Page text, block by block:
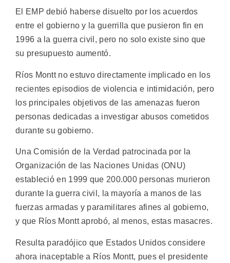
El EMP debió haberse disuelto por los acuerdos
entre el gobierno y la guerrilla que pusieron fin en
1996 a la guerra civil, pero no solo existe sino que
su presupuesto aumentó.
Ríos Montt no estuvo directamente implicado en los
recientes episodios de violencia e intimidación, pero
los principales objetivos de las amenazas fueron
personas dedicadas a investigar abusos cometidos
durante su gobierno.
Una Comisión de la Verdad patrocinada por la
Organización de las Naciones Unidas (ONU)
estableció en 1999 que 200.000 personas murieron
durante la guerra civil, la mayoría a manos de las
fuerzas armadas y paramilitares afines al gobierno,
y que Ríos Montt aprobó, al menos, estas masacres.
Resulta paradójico que Estados Unidos considere
ahora inaceptable a Ríos Montt, pues el presidente